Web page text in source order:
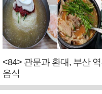
<84> 관문과 환대, 부산
음식